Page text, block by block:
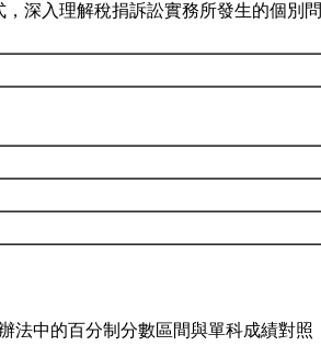
深入理解稅捐訴訟實務所發生的個別問
法中的百分制分數區間與單科成績對照